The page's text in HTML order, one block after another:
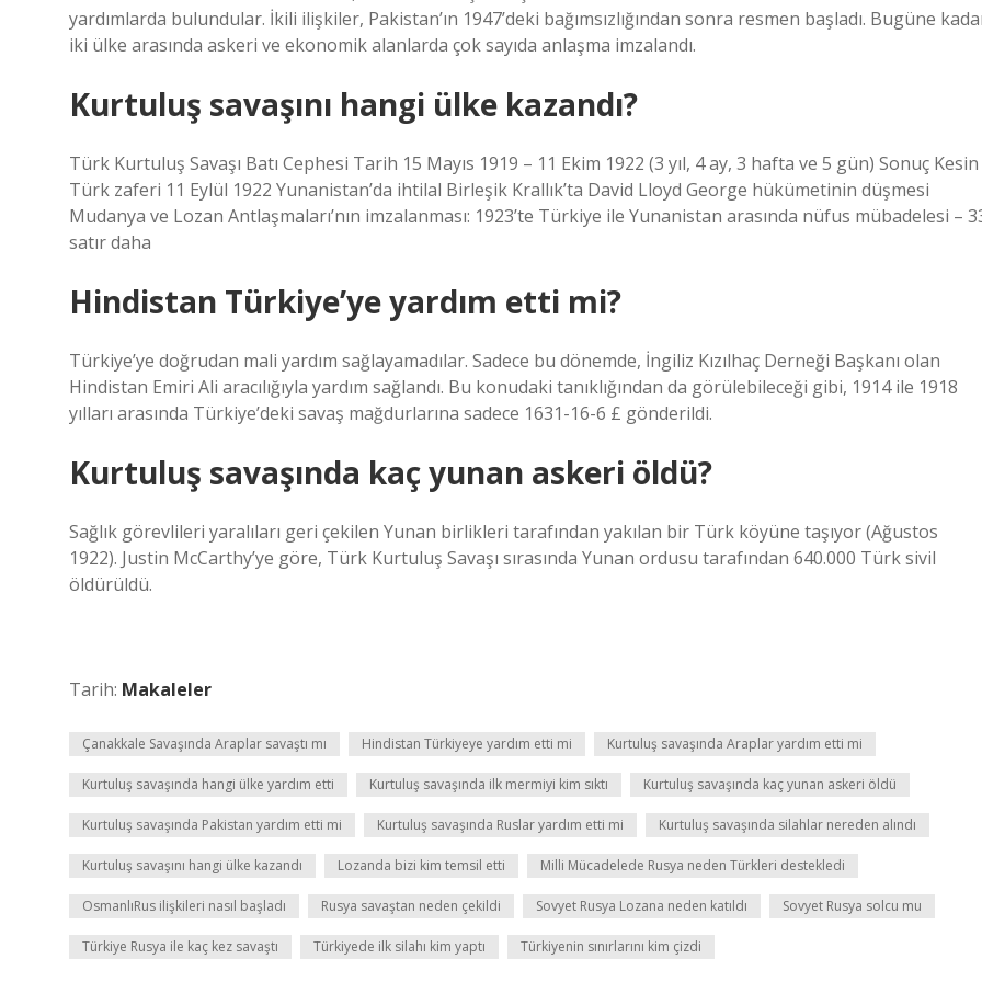
yardımlarda bulundular. İkili ilişkiler, Pakistan’ın 1947’deki bağımsızlığından sonra resmen başladı. Bugüne
iki ülke arasında askeri ve ekonomik alanlarda çok sayıda anlaşma imzalandı.
Kurtuluş savaşını hangi ülke kazandı?
Türk Kurtuluş Savaşı Batı Cephesi Tarih 15 Mayıs 1919 – 11 Ekim 1922 (3 yıl, 4 ay, 3 hafta ve 5 gün) Sonuç Kesin
Türk zaferi 11 Eylül 1922 Yunanistan’da ihtilal Birleşik Krallık’ta David Lloyd George hükümetinin düşmesi
Mudanya ve Lozan Antlaşmaları’nın imzalanması: 1923’te Türkiye ile Yunanistan arasında nüfus mübadelesi –
satır daha
Hindistan Türkiye’ye yardım etti mi?
Türkiye’ye doğrudan mali yardım sağlayamadılar. Sadece bu dönemde, İngiliz Kızılhaç Derneği Başkanı olan
Hindistan Emiri Ali aracılığıyla yardım sağlandı. Bu konudaki tanıklığından da görülebileceği gibi, 1914 ile 1918
yılları arasında Türkiye’deki savaş mağdurlarına sadece 1631-16-6 £ gönderildi.
Kurtuluş savaşında kaç yunan askeri öldü?
Sağlık görevlileri yaralıları geri çekilen Yunan birlikleri tarafından yakılan bir Türk köyüne taşıyor (Ağustos
1922). Justin McCarthy’ye göre, Türk Kurtuluş Savaşı sırasında Yunan ordusu tarafından 640.000 Türk sivil
öldürüldü.
Tarih: Makaleler
Çanakkale Savaşında Araplar savaştı mı Hindistan Türkiyeye yardım etti mi Kurtuluş savaşında Araplar yardım etti mi
Kurtuluş savaşında hangi ülke yardım etti Kurtuluş savaşında ilk mermiyi kim sıktı Kurtuluş savaşında kaç yunan askeri öldü
Kurtuluş savaşında Pakistan yardım etti mi Kurtuluş savaşında Ruslar yardım etti mi Kurtuluş savaşında silahlar nereden alındı
Kurtuluş savaşını hangi ülke kazandı Lozanda bizi kim temsil etti Milli Mücadelede Rusya neden Türkleri destekledi
OsmanlıRus ilişkileri nasıl başladı Rusya savaştan neden çekildi Sovyet Rusya Lozana neden katıldı Sovyet Rusya solcu mu
Türkiye Rusya ile kaç kez savaştı Türkiyede ilk silahı kim yaptı Türkiyenin sınırlarını kim çizdi